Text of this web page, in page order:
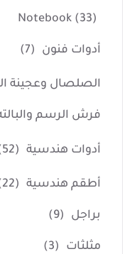
Notebook (33)
أدوات فنون (7)
الصلصال وعجينة
فرش الرسم
أدوات هندسية (52)
أطقم هندسية (22)
براجل (9)
مثلثات (3)